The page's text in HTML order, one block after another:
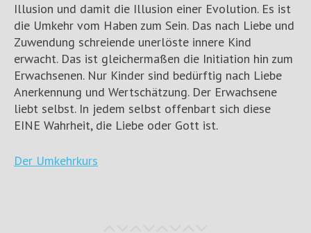
Illusion und damit die Illusion einer Evolution. Es ist
die Umkehr vom Haben zum Sein. Das nach Liebe und
Zuwendung schreiende unerlöste innere Kind
erwacht. Das ist gleichermaßen die Initiation hin zum
Erwachsenen. Nur Kinder sind bedürftig nach Liebe
Anerkennung und Wertschätzung. Der Erwachsene
liebt selbst. In jedem selbst offenbart sich diese
EINE Wahrheit, die Liebe oder Gott ist.
Der Umkehrkurs